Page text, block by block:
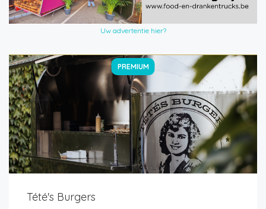
Uw advertentie hier?
PREMIUM
Tété's Burgers